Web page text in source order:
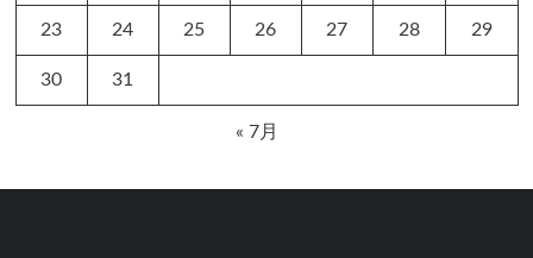
23 24 25 26 27 28 29
30 31
« 7月